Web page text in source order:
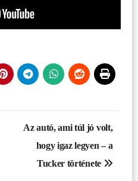
Az autó, ami túl jó volt,
hogy igaz legyen – a
Tucker története